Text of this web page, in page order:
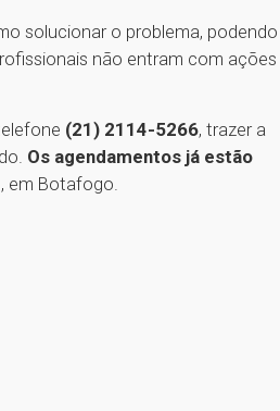
solucionar o problema, podendo
não entram com ações
(21) 2114-5266, trazer a
Os agendamentos já estão
em Botafogo.